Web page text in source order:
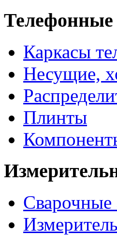
Каркасы
Несущие,
Плинты
Сварочные